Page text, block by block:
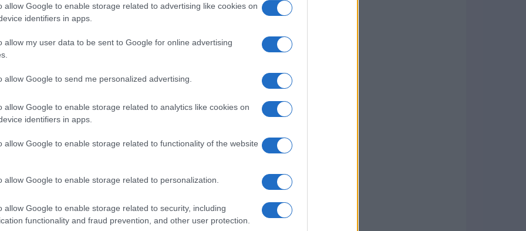
allow Google to enable storage related to advertising like cookies on
identifiers in apps.
allow my user data to be sent to Google for online advertising
allow Google to send me personalized advertising.
allow Google to enable storage related to analytics like cookies on
identifiers in apps.
allow Google to enable storage related to functionality of the website
allow Google to enable storage related to personalization.
allow Google to enable storage related to security, including
functionality and fraud prevention, and other user protection.
off diSupermanincentrato sul fotoreporter del
di
che lui e James Gunn discuteranno del
mettendo l’accento sulla qualità delle